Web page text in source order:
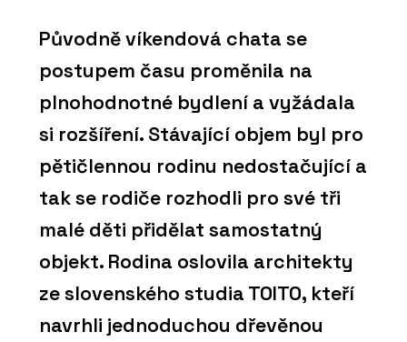
Původně víkendová chata se
postupem času proměnila na
plnohodnotné bydlení a vyžádala
si rozšíření. Stávající objem byl pro
pětičlennou rodinu nedostačující a
tak se rodiče rozhodli pro své tři
malé děti přidělat samostatný
objekt. Rodina oslovila architekty
ze slovenského studia TOITO, kteří
navrhli jednoduchou dřevěnou